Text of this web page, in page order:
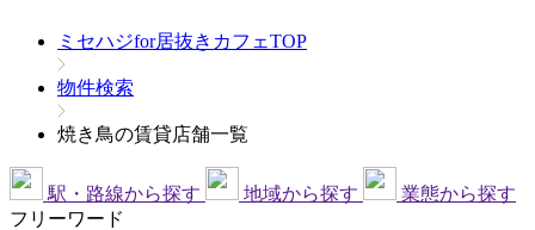
ミセハジfor居抜きカフェTOP
物件検索
焼き鳥の賃貸店舗一覧
駅・路線から探す 地域から探す
業態から探す
フリーワード